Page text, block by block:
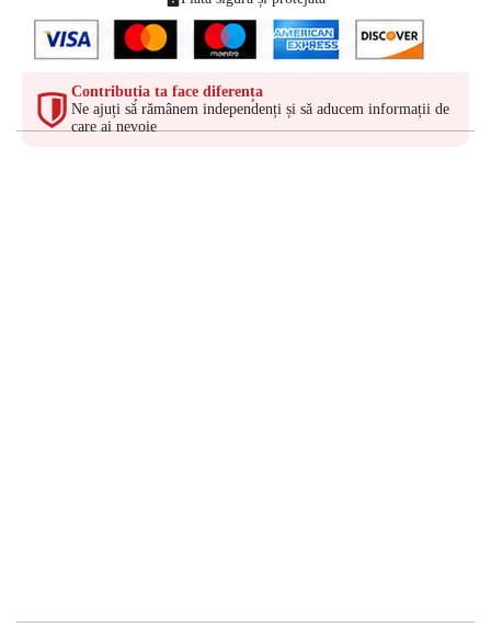
Contribuția ta face diferența
Ne ajuți să rămânem independenți și să aducem informații de
care ai nevoie